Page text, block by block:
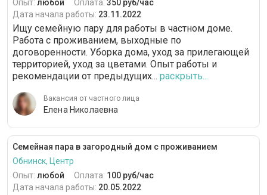
Опыт: любой Оплата: 350 руб/час
Дата начала работы: 23.11.2022
Ищу семейную пару для работы в частном доме.
Работа с проживанием, выходные по
договоренности. Уборка дома, уход за прилегающей
территорией, уход за цветами. Опыт работы и
рекомендации от предыдущих... раскрыть...
Вакансия от частного лица
Елена Николаевна
Семейная пара в загородный дом с проживанием
Обнинск, Центр
Опыт: любой Оплата: 100 руб/час
Дата начала работы: 20.05.2022